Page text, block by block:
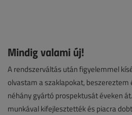
Mindig valami új!
A rendszerváltás után figyelemmel
olvastam a szaklapokat,
néhány gyártó prospektusát éveken
munkával kifejlesztették és piacra